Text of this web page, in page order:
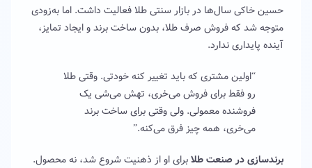
حسین خاکی سال‌ها در بازار سنتی طلا فعالیت داشت. اما به‌زودی
متوجه شد که فروش صرف طلا، بدون ساخت برند و ایجاد تمایز،
آینده‌ پایداری ندارد.
“اولین مشتری که باید تغییر کنه خودتی. وقتی طلا
رو فقط برای فروش می‌خری، تهش می‌شی یک
فروشنده معمولی. ولی وقتی برای ساخت برند
می‌خری، همه چیز فرق می‌کنه.”
برندسازی در صنعت طلابرای او از ذهنیت شروع شد، نه محصول.